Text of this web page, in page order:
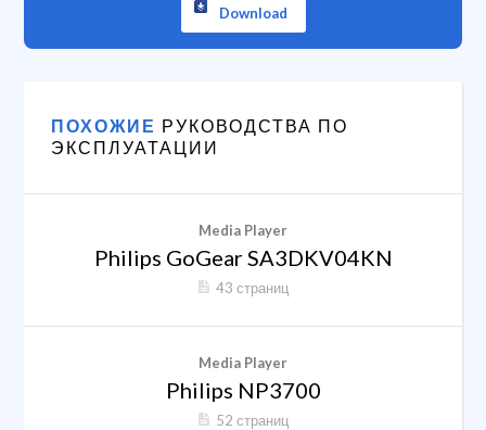
Download
ПОХОЖИЕ РУКОВОДСТВА ПО
ЭКСПЛУАТАЦИИ
Media Player
Philips GoGear SA3DKV04KN
43 страниц
Media Player
Philips NP3700
52 страниц